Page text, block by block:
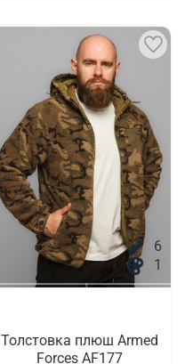
6
1
Толстовка плюш Armed
Forces AF177